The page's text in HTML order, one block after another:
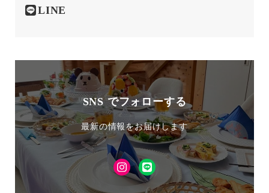
LINE
SNS でフォローする
最新の情報をお届けします
Instagram
LINE